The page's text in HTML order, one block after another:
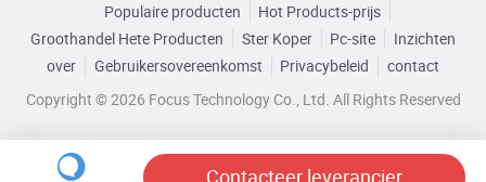
Populaire producten
Hot Products-prijs
Groothandel Hete Producten
Ster Koper Pc-site
Inzichten
over
Gebruikersovereenkomst Privacybeleid
contact
Copyright © 2026 Focus Technology Co., Ltd. All Rights Reserved
Contacteer leverancier